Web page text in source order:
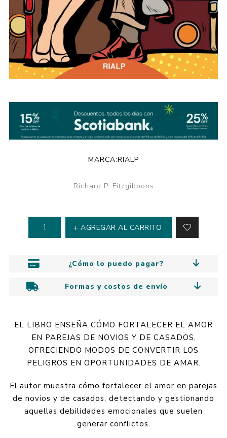
MARCA:RIALP
Richard P. Fitzgibbons
AGREGAR AL CARRITO
¿Cómo lo puedo pagar?
Formas y costos de envío
EL LIBRO ENSEÑA CÓMO FORTALECER EL AMOR
EN PAREJAS DE NOVIOS Y DE CASADOS,
OFRECIENDO MODOS DE CONVERTIR LOS
PELIGROS EN OPORTUNIDADES DE AMAR.
El autor muestra cómo fortalecer el amor en parejas
de novios y de casados, detectando y gestionando
aquellas debilidades emocionales que suelen
generar conflictos.